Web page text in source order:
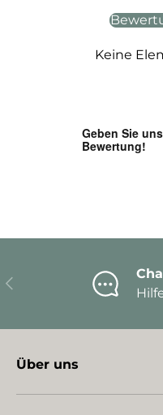
Keine
Vorherige
Über uns